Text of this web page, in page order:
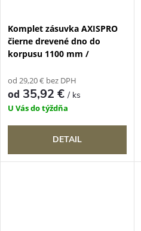
Komplet zásuvka AXISPRO
čierne drevené dno do
korpusu 1100 mm /
od 29,20 € bez DPH
od 35,92 €/ ks
U Vás do týždňa
DETAIL